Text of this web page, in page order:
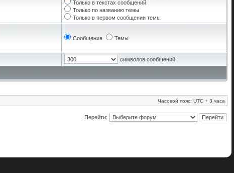
Только в текстах сообщений
Только по названию темы
Только в первом сообщении темы
Сообщения Темы
символов сообщений
Часовой пояс: UTC + 3 часа
Перейти: